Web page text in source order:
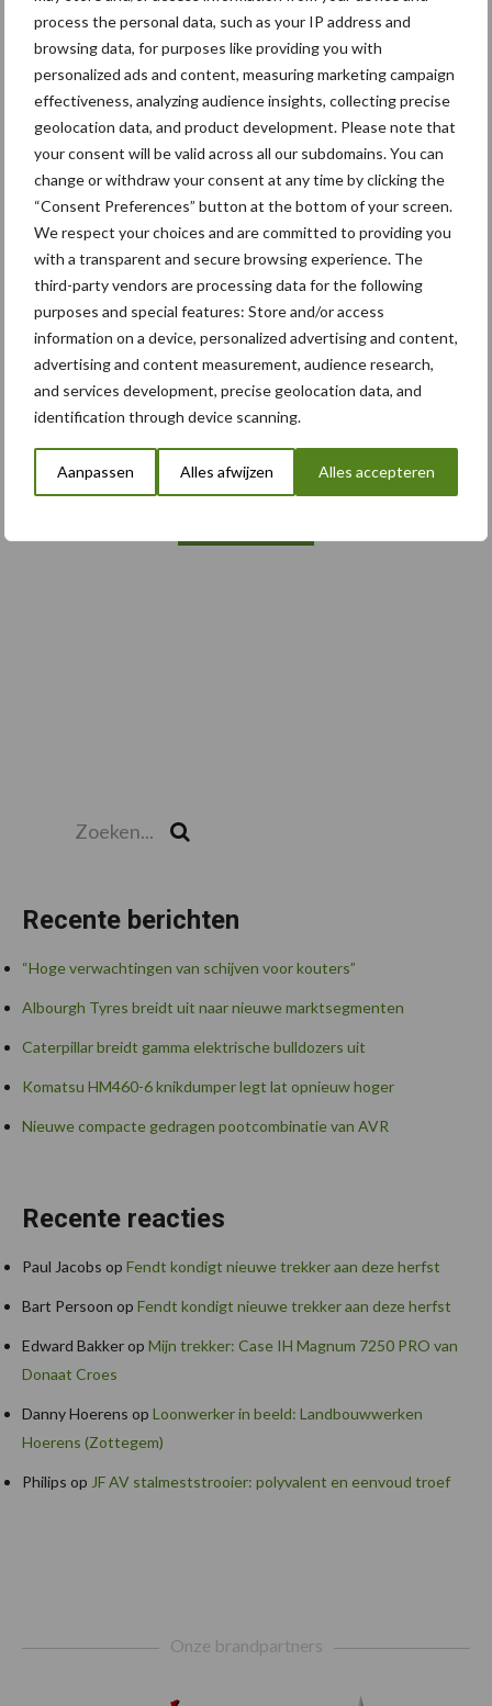
process the personal data, such as your IP address and
browsing data, for purposes like providing you with
personalized ads and content, measuring marketing campaign
effectiveness, analyzing audience insights, collecting precise
geolocation data, and product development. Please note that
your consent will be valid across all our subdomains. You can
change or withdraw your consent at any time by clicking the
“Consent Preferences” button at the bottom of your screen.
We respect your choices and are committed to providing you
with a transparent and secure browsing experience. The
third-party vendors are processing data for the following
purposes and special features: Store and/or access
information on a device, personalized advertising and content,
advertising and content measurement, audience research,
and services development, precise geolocation data, and
identification through device scanning.
Aanpassen Alles afwijzen Alles accepteren
5 aug
Albourgh Tyres breidt uit naar
nieuwe marktsegmenten
5 aug
Caterpillar breidt gamma
elektrische bulldozers uit
5 aug
Komatsu HM460-6 knikdumper legt
lat opnieuw hoger
5 aug
Nieuwe compacte gedragen
pootcombinatie van AVR
Recente berichten
“Hoge verwachtingen van schijven voor kouters”
Albourgh Tyres breidt uit naar nieuwe marktsegmenten
Caterpillar breidt gamma elektrische bulldozers uit
Komatsu HM460-6 knikdumper legt lat opnieuw hoger
Nieuwe compacte gedragen pootcombinatie van AVR
Recente reacties
Paul Jacobs op Fendt kondigt nieuwe trekker aan deze herfst
Bart Persoon op Fendt kondigt nieuwe trekker aan deze herfst
Edward Bakkerop Mijn trekker: Case IH Magnum 7250 PRO van
Donaat Croes
Danny Hoerens op Loonwerker in beeld: Landbouwwerken
Hoerens (Zottegem)
Philips op JF AV stalmeststrooier: polyvalent en eenvoud troef
Onze brandpartners